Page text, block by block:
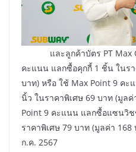
และลูกค้าบัตร PT Max
คะแนน แลกซื้อคุกกี้ 1 ชิ้น ในร
บาท) หรือ ใช้ Max Point 9 ค
นิ้ว ในราคาพิเศษ 69 บาท (มูล
Point 9 คะแนน แลกซื้อแซนวิ
ราคาพิเศษ 79 บาท (มูลค่า 168
ก.ค. 2567